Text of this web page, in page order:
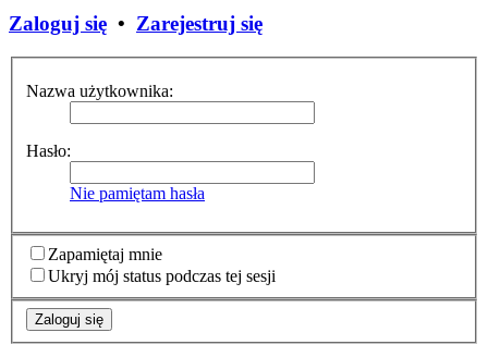
Zaloguj się • Zarejestruj się
Nazwa użytkownika:
Hasło:
Nie pamiętam hasła
Zapamiętaj mnie
Ukryj mój status podczas tej sesji